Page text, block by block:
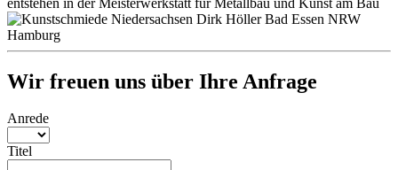
Previous
Next
Wir freuen uns über Ihre Anfrage
Anrede
Titel